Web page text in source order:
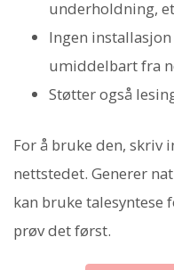
underholdning,
Ingen
umiddelbart fra
Støtter også
For å bruke den, skriv
nettstedet. Generer
kan bruke talesyntese
prøv det først.